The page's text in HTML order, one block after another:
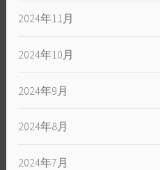
2024年11月
2024年10月
2024年9月
2024年8月
2024年7月